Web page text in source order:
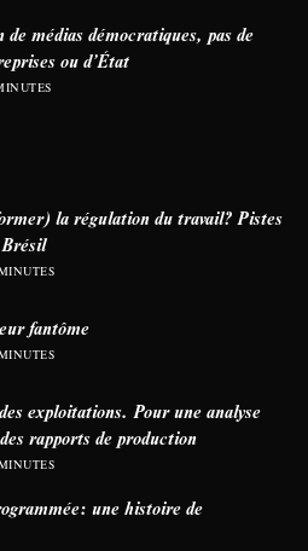
de médias démocratiques, pas de
ou d’État
la régulation du travail? Pistes
fantôme
exploitations. Pour une analyse
rapports de production
une histoire de